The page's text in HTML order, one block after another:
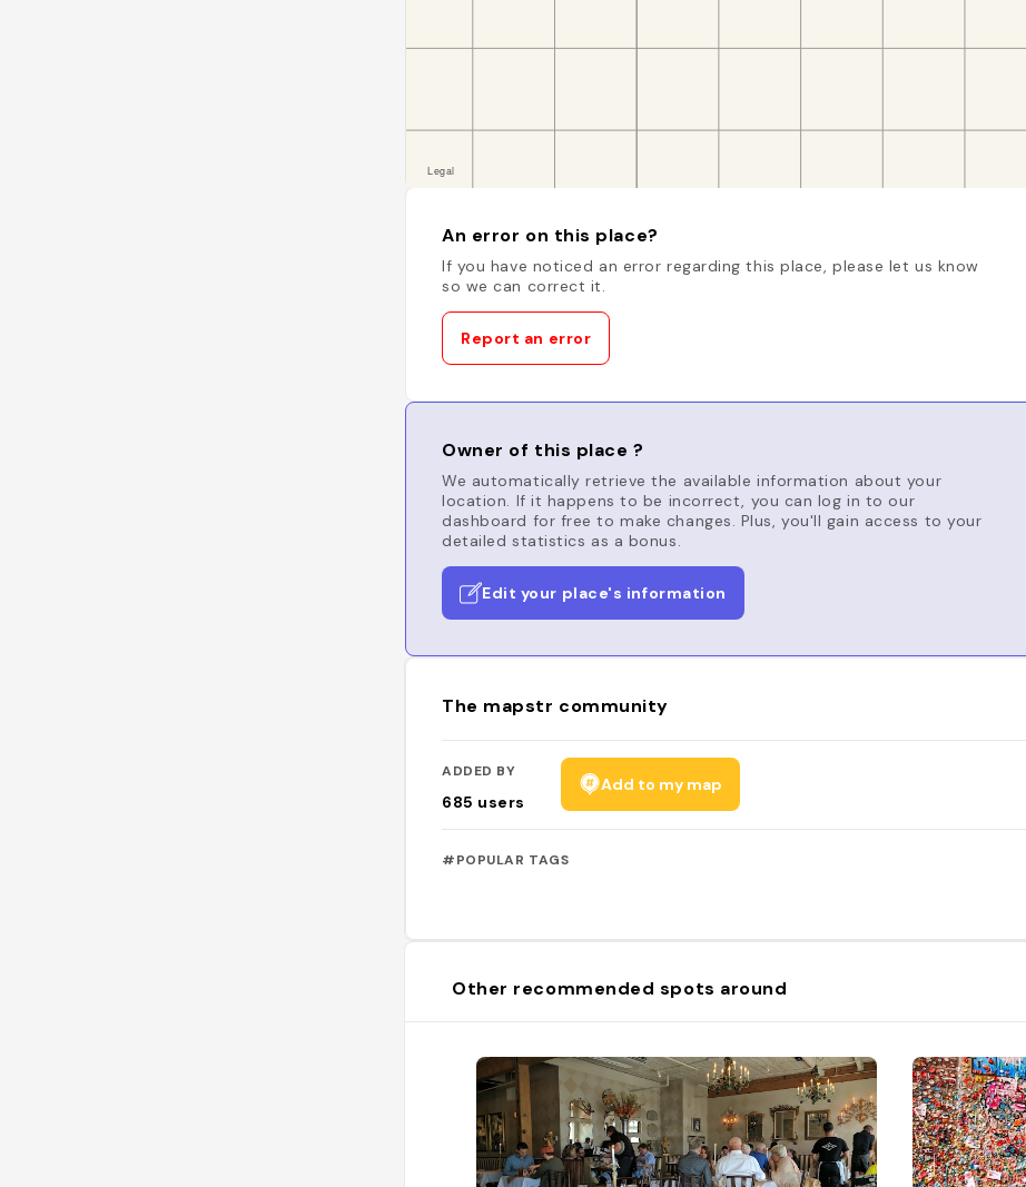
An error on this place?
If you have noticed an error regarding this place, please let us know
so we can correct it.
Report an error
Owner of this place ?
We automatically retrieve the available information about your
location. If it happens to be incorrect, you can log in to our
dashboard for free to make changes. Plus, you'll gain access to your
detailed statistics as a bonus.
Edit your place's information
The mapstr community
ADDED BY
685 users
Add to my map
#POPULAR TAGS
Other recommended spots around